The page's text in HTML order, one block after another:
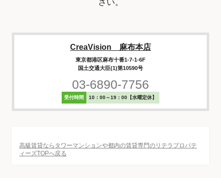
さい。
CreaVision 麻布本店
東京都港区麻布十番1-7-1-6F
国土交通大臣(1)第10590号
03-6890-7756
受付時間 10：00～19：00【水曜定休】
高級賃貸ならタワーマンションや都内の賃貸専門のリテラプロパテ
ィーズTOPへ戻る